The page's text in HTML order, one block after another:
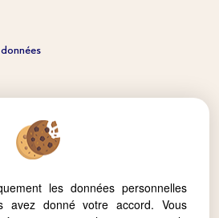
les données personnelles
avez donné votre accord. Vous